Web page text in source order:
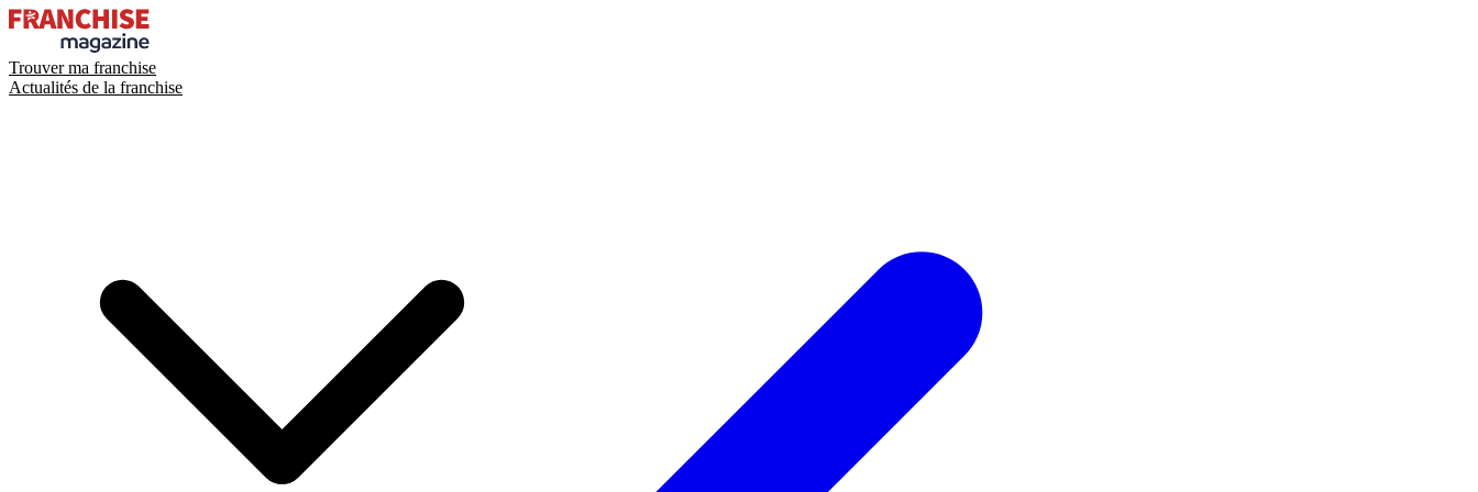
Trouver ma franchise
Actualités de la franchise